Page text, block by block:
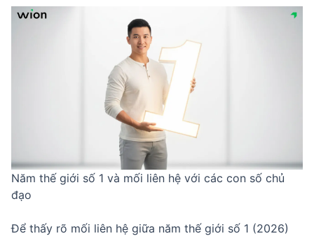
Năm thế giới số 1 và mối liên hệ với các con số chủ
đạo
Để thấy rõ mối liên hệ giữa năm thế giới số 1 (2026)